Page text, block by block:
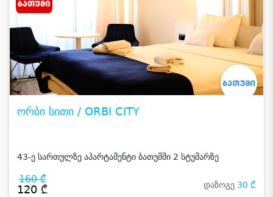
ორბი სითი / ORBI CITY
43-ე სართულზე აპარტამენტი ბათუმში 2 სტუმარზე
160 ₾
120 ₾ დაზოგე 30 ₾